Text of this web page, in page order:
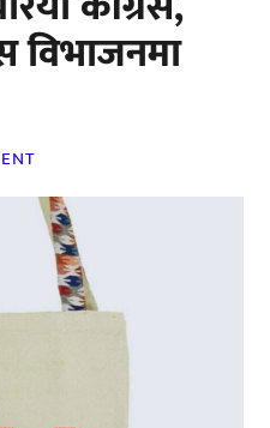
विभाजनमा